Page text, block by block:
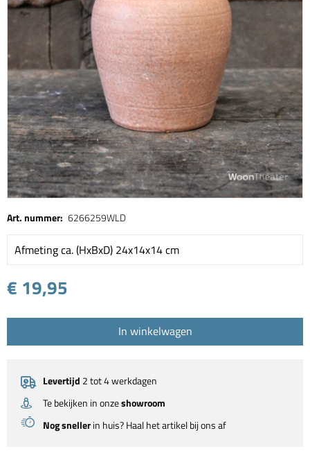
Art. nummer: 6266259WLD
Afmeting ca. (HxBxD) 24x14x14 cm
€ 19,95
In winkelwagen
Levertijd 2 tot 4 werkdagen
Te bekijken in onzeshowroom
Nog snellerin huis? Haal het artikel bij ons af